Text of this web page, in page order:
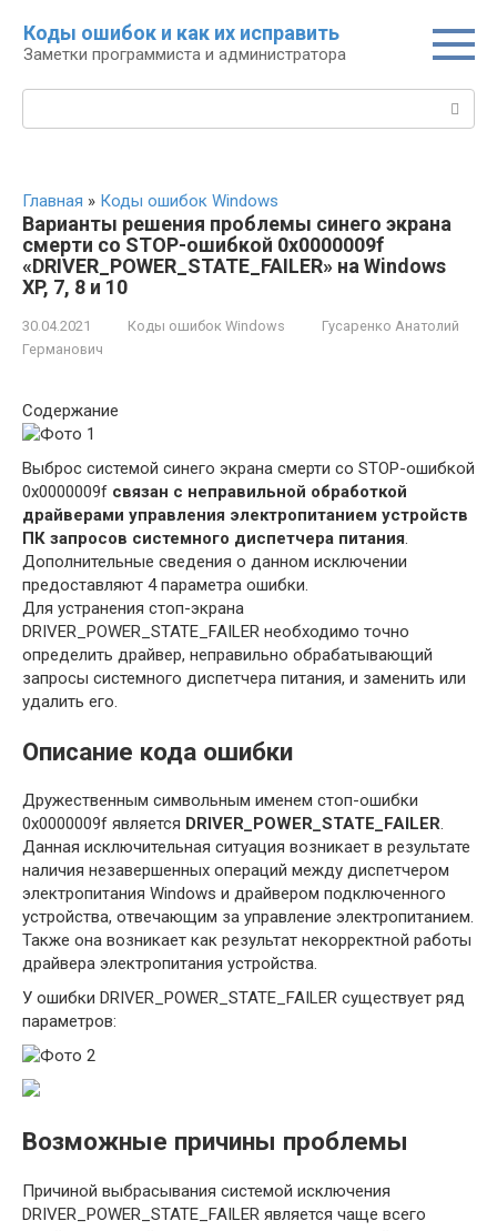
контенту
Коды ошибок и как их исправить
Заметки программиста и администратора
Главная » Коды ошибок Windows
Варианты решения проблемы синего экрана
смерти со STOP-ошибкой 0x0000009f
«DRIVER_POWER_STATE_FAILER» на Windows
XP, 7, 8 и 10
30.04.2021 Коды ошибок Windows
Гусаренко Анатолий
Германович
Содержание
Выброс системой синего экрана смерти со STOP-ошибкой
0x0000009f связан с неправильной обработкой
драйверами управления электропитанием устройств
ПК запросов системного диспетчера питания.
Дополнительные сведения о данном исключении
предоставляют 4 параметра ошибки.
Для устранения стоп-экрана
DRIVER_POWER_STATE_FAILER необходимо точно
определить драйвер, неправильно обрабатывающий
запросы системного диспетчера питания, и заменить или
удалить его.
Описание кода ошибки
Дружественным символьным именем стоп-ошибки
0x0000009f является DRIVER_POWER_STATE_FAILER.
Данная исключительная ситуация возникает в результате
наличия незавершенных операций между диспетчером
электропитания Windows и драйвером подключенного
устройства, отвечающим за управление электропитанием.
Также она возникает как результат некорректной работы
драйвера электропитания устройства.
У ошибки DRIVER_POWER_STATE_FAILER существует ряд
параметров:
Возможные причины проблемы
Причиной выбрасывания системой исключения
DRIVER_POWER_STATE_FAILER является чаще всего